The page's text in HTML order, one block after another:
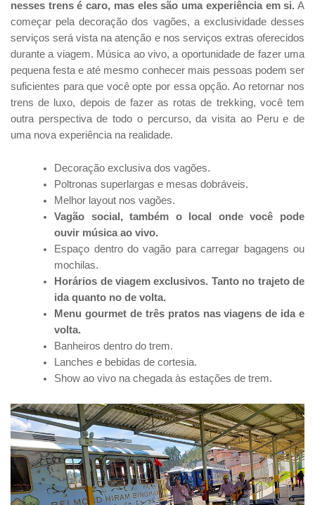
nesses trens é caro, mas eles são uma experiência em si. A
começar pela decoração dos vagões, a exclusividade desses
serviços será vista na atenção e nos serviços extras oferecidos
durante a viagem. Música ao vivo, a oportunidade de fazer uma
pequena festa e até mesmo conhecer mais pessoas podem ser
suficientes para que você opte por essa opção. Ao retornar nos
trens de luxo, depois de fazer as rotas de trekking, você tem
outra perspectiva de todo o percurso, da visita ao Peru e de
uma nova experiência na realidade.
Decoração exclusiva dos vagões.
Poltronas superlargas e mesas dobráveis.
Melhor layout nos vagões.
Vagão social, também o local onde você pode
ouvir música ao vivo.
Espaço dentro do vagão para carregar bagagens ou
mochilas.
Horários de viagem exclusivos. Tanto no trajeto de
ida quanto no de volta.
Menu gourmet de três pratos nas viagens de ida e
volta.
Banheiros dentro do trem.
Lanches e bebidas de cortesia.
Show ao vivo na chegada às estações de trem.